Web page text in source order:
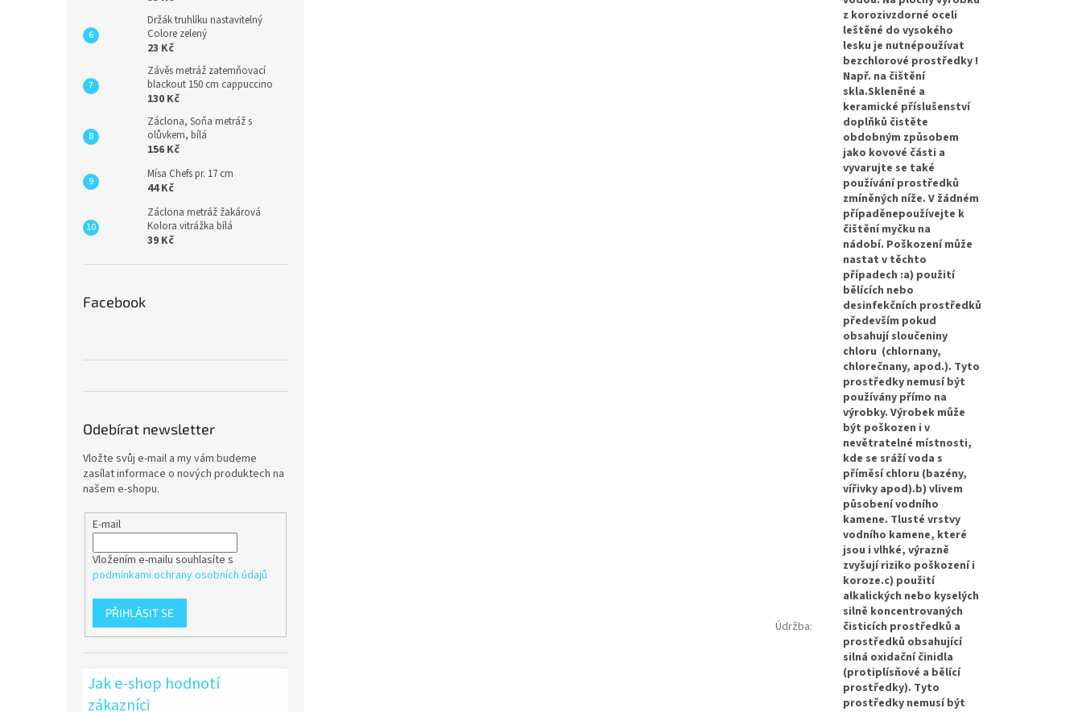
Držák truhlíku nastavitelný
Colore zelený
23 Kč
Závěs metráž zatemňovací
blackout 150 cm cappuccino
130 Kč
Záclona, Soňa metráž s
olůvkem, bílá
156 Kč
Mísa Chefs pr. 17 cm
44 Kč
Záclona metráž žakárová
Kolora vitrážka bílá
39 Kč
Facebook
Odebírat newsletter
Vložte svůj e-mail a my vám budeme
zasílat informace o nových produktech na
našem e-shopu.
E-mail
Vložením e-mailu souhlasíte s
podmínkami ochrany osobních údajů
PŘIHLÁSIT SE
Jak e-shop hodnotí
zákazníci
Údržba:
z korozivzdorné oceli
leštěné do vysokého
lesku je nutnépoužívat
bezchlorové prostředky !
Např. na čištění
skla.Skleněné a
keramické příslušenství
doplňků čistěte
obdobným způsobem
jako kovové části a
vyvarujte se také
používání prostředků
zmíněných níže. V žádném
případěnepoužívejte k
čištění myčku na
nádobí. Poškození může
nastat v těchto
případech :a) použití
bělících nebo
desinfekčních prostředků
především pokud
obsahují sloučeniny
chloru (chlornany,
chlorečnany, apod.). Tyto
prostředky nemusí být
používány přímo na
výrobky. Výrobek může
být poškozen i v
nevětratelné místnosti,
kde se sráží voda s
příměsí chloru (bazény,
vířivky apod).b) vlivem
působení vodního
kamene. Tlusté vrstvy
vodního kamene, které
jsou i vlhké, výrazně
zvyšují riziko poškození i
koroze.c) použití
alkalických nebo kyselých
silně koncentrovaných
čisticích prostředků a
prostředků obsahující
silná oxidační činidla
(protiplísňové a bělící
prostředky). Tyto
prostředky nemusí být